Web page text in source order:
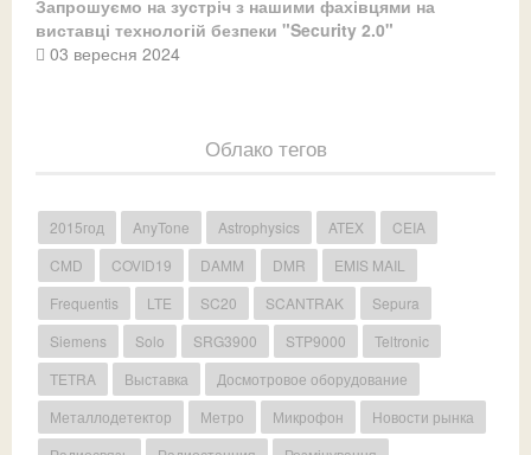
Запрошуємо на зустріч з нашими фахівцями на
виставці технологій безпеки "Security 2.0"
03 вересня 2024
Облако тегов
2015год AnyTone Astrophysics ATEX
CEIA
CMD
COVID19 DAMM DMR
EMIS MAIL
Frequentis
LTE SC20 SCANTRAK
Sepura
Siemens
Solo SRG3900 STP9000
Teltronic
TETRA
Выставка
Досмотровое оборудование
Металлодетектор
Метро Микрофон
Новости рынка